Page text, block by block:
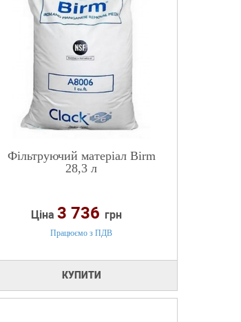
Фільтруючий матеріал Birm
28,3 л
Ціна 3 736 грн
Працюємо з ПДВ
КУПИТИ